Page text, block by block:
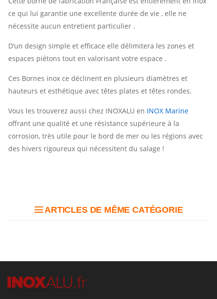
ce qui lui garantie une excellente durée de vie , elle ne
nécessite aucun entretient particulier .
D’un design simple et efficace elle délimitera les zones et
espaces piétons tout en valorisant votre espace .
Ces Bornes inox ce déclinent en plusieurs diamètres et
hauteurs et esthétique avec têtes plates et têtes rondes.
Vous les trouverez aussi chez INOXALU en INOX Marine
offrant une qualité et une résistance supérieure à la
corrosion, très utile pour le bord de mer ou les régions avec
des hivers rigoureux qui nécessitent du salage !
ARTICLES DE MÊME CATÉGORIE